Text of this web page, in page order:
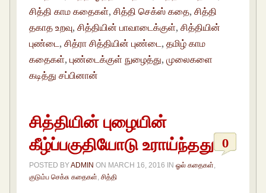
சித்தி காம கதைகள்,சித்தி செக்ஸ் கதை,சித்தி
தகாத உறவு,சித்தியின் பாவாடைக்குள்,சித்தியின்
புண்டை,சித்ரா சித்தியின் புண்டை,தமிழ் காம
கதைகள்,புண்டைக்குள் நுழைத்து,முலைகளை
கடித்து சப்பினான்
சித்தியின் புழையின்
கீழ்ப்பகுதியோடு உராய்ந்தது 0
POSTED BYADMIN ON MARCH 16, 2016 INஓல் கதைகள்
குடும்ப செக்சு கதைகள் ,சித்தி